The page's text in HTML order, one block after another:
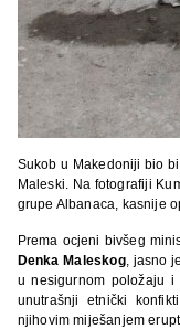
Sukob u Makedoniji bio
Maleski. Na fotografiji
grupe Albanaca, kasnije
Prema ocjeni bivšeg
Denka Maleskog, jasno
u nesigurnom položaju
unutrašnji etnički
njihovim miješanjem